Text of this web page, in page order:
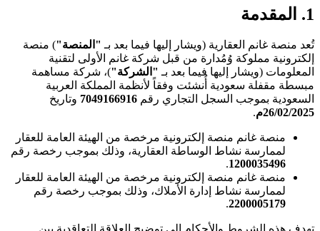
1. المقدمة
تُعد منصة غانم العقارية (ويشار إليها فيما بعد بـ "المنصة") منصة
إلكترونية مملوكة وُمُدارة من قبل شركة غانم الأولى لتقنية
المعلومات (ويشار إليها فيما بعد بـ "الشركة")، شركة مساهمة
مبسطة مقفلة سعودية أُنشئت وفقاً لأنظمة المملكة العربية
السعودية بموجب السجل التجاري رقم 7049166916 وتاريخ
26/02/2025م
.
منصة غانم منصة إلكترونية مرخصة من الهيئة العامة للعقار
لممارسة نشاط الوساطة العقارية، وذلك بموجب رخصة رقم
1200035496
.
منصة غانم منصة إلكترونية مرخصة من الهيئة العامة للعقار
لممارسة نشاط إدارة الأملاك، وذلك بموجب رخصة رقم
2200005179
.